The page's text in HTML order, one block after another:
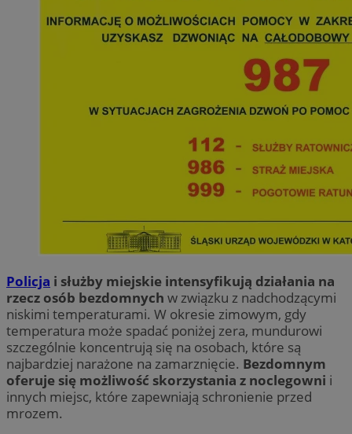
Policja i służby miejskie intensyfikują działania na
rzecz osób bezdomnych w związku z nadchodzącymi
niskimi temperaturami. W okresie zimowym, gdy
temperatura może spadać poniżej zera, mundurowi
szczególnie koncentrują się na osobach, które są
najbardziej narażone na zamarznięcie. Bezdomnym
oferuje się możliwość skorzystania z noclegowni i
innych miejsc, które zapewniają schronienie przed
mrozem.